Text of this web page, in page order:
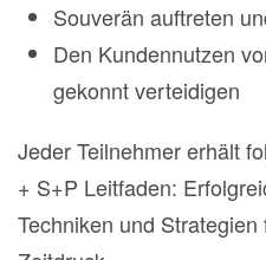
Souverän auftreten
Den Kundennutzen
gekonnt verteidigen
Jeder Teilnehmer erhält
+ S+P Leitfaden:
Techniken und